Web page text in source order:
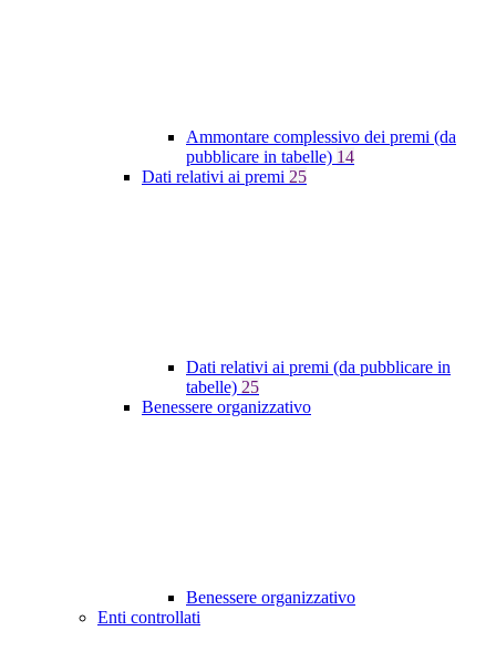
Ammontare complessivo dei premi (da
pubblicare in tabelle) 14
Dati relativi ai premi 25
Dati relativi ai premi (da pubblicare in
tabelle) 25
Benessere organizzativo
Benessere organizzativo
Enti controllati